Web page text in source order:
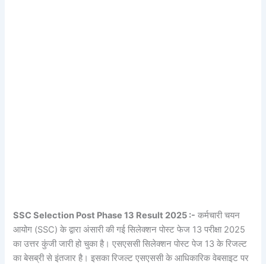
SSC Selection Post Phase 13 Result 2025 :- कर्मचारी चयन
आयोग (SSC) के द्वारा अंसारी की गई सिलेक्शन पोस्ट फेज 13 परीक्षा 2025
का उत्तर कुंजी जारी हो चुका है। एसएससी सिलेक्शन पोस्ट पेज 13 के रिजल्ट
का बेसब्री से इंतजार है। इसका रिजल्ट एसएससी के आधिकारिक वेबसाइट पर